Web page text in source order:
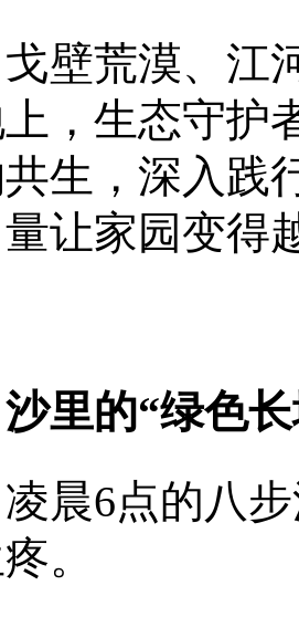
荒漠、江
，生态守护
生，深入践
让家园变得
沙里的“绿色
6点的八步
。